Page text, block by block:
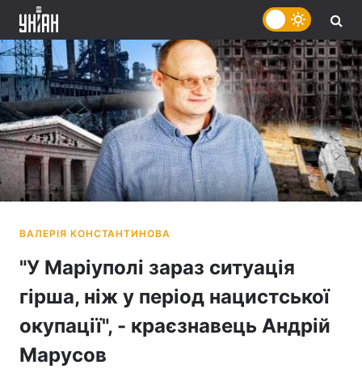
"У Маріуполі зараз ситуація
гірша, ніж у період нацистської
окупації", - краєзнавець Андрій
Марусов